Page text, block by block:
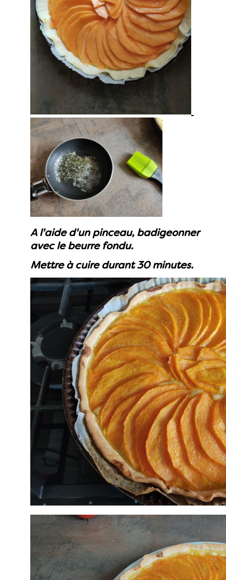
A l'aide d'un pinceau, badigeonner
avec le beurre fondu.
Mettre à cuire durant 30 minutes.